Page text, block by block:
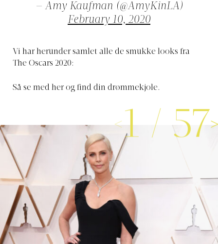
— Amy Kaufman (@AmyKinLA)
February 10, 2020
Vi har herunder samlet alle de smukke looks fra
The Oscars 2020:
Så se med her og find din drømmekjole.
1 / 57